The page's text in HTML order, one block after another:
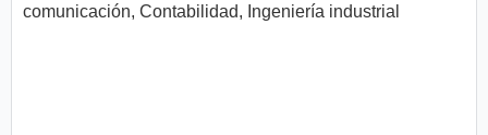
comunicación, Contabilidad, Ingeniería industrial